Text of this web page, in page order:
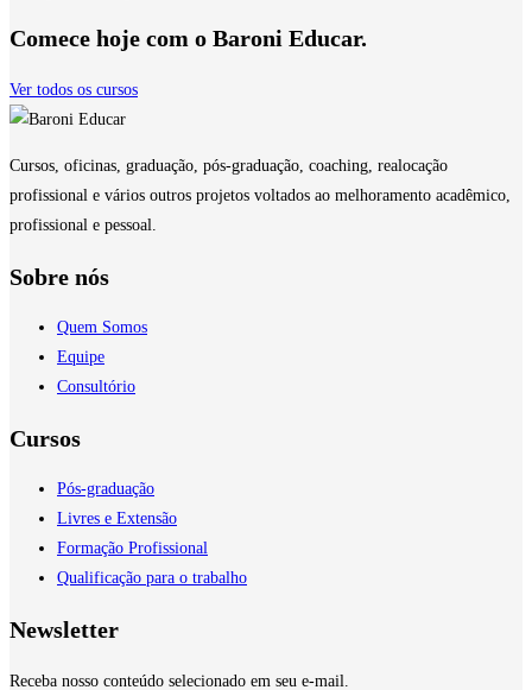
Comece hoje com o Baroni Educar.
Ver todos os cursos
Cursos, oficinas, graduação, pós-graduação, coaching, realocação
profissional e vários outros projetos voltados ao melhoramento acadêmico,
profissional e pessoal.
Sobre nós
Quem Somos
Equipe
Consultório
Cursos
Pós-graduação
Livres e Extensão
Formação Profissional
Qualificação para o trabalho
Newsletter
Receba nosso conteúdo selecionado em seu e-mail.